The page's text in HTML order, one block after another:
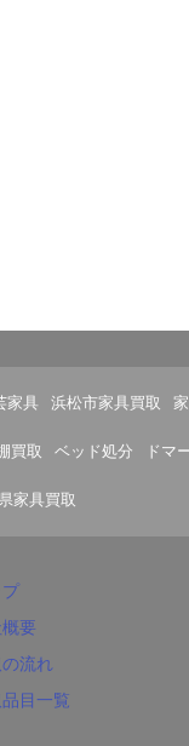
家具 浜松市家具買取
買取 ベッド処分 ドマ
家具買取
プ
要
流れ
目一覧